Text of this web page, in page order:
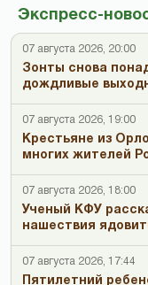
Экспресс-
07 августа 2026, 20:00
Зонты снова
дождливые
07 августа 2026, 19:00
Крестьяне из
многих жителей
07 августа 2026, 18:00
Ученый КФУ
нашествия
07 августа 2026, 17:44
Пятилетний